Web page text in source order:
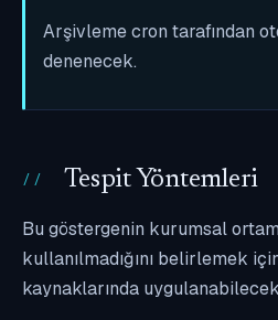
Arşivleme cron tarafından
denenecek.
Tespit Yöntemleri
Bu göstergenin kurumsal
kullanılmadığını belirlemek
kaynaklarında